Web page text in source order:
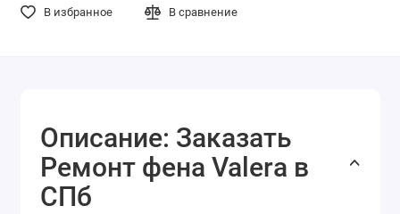
В избранное В сравнение
Описание: Заказать
Ремонт фена Valera в
СПб